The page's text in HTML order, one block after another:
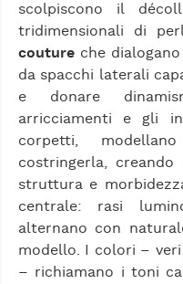
scolpiscono il
tridimensionali di
couture che
da spacchi laterali
e donare
arricciamenti e gli
corpetti,
costringerla,
struttura e
centrale: rasi
alternano con
modello. I colori –
– richiamano i toni